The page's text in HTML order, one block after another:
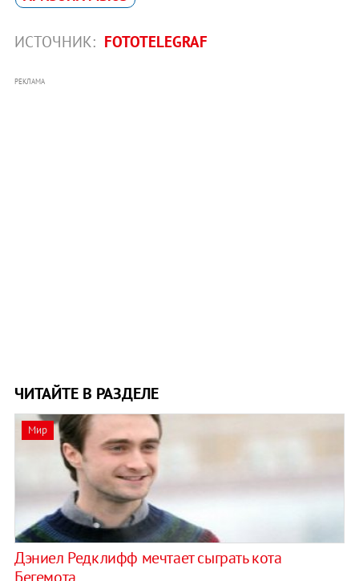
ИСТОЧНИК: FOTOTELEGRAF
РЕКЛАМА
ЧИТАЙТЕ В РАЗДЕЛЕ
Мир
Дэниел Редклифф мечтает сыграть кота